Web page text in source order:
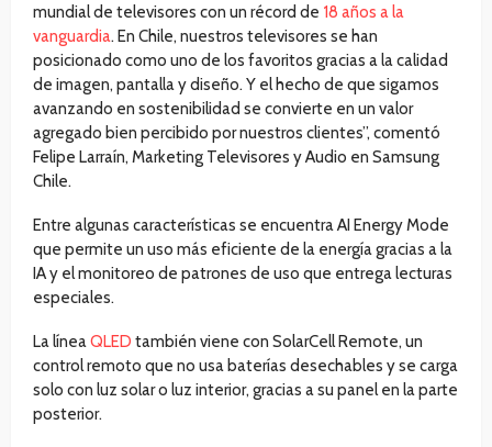
mundial de televisores con un récord de 18 años a la
vanguardia. En Chile, nuestros televisores se han
posicionado como uno de los favoritos gracias a la calidad
de imagen, pantalla y diseño. Y el hecho de que sigamos
avanzando en sostenibilidad se convierte en un valor
agregado bien percibido por nuestros clientes”, comentó
Felipe Larraín, Marketing Televisores y Audio en Samsung
Chile.
Entre algunas características se encuentra AI Energy Mode
que permite un uso más eficiente de la energía gracias a la
IA y el monitoreo de patrones de uso que entrega lecturas
especiales.
La líneaQLED también viene con SolarCell Remote, un
control remoto que no usa baterías desechables y se carga
solo con luz solar o luz interior, gracias a su panel en la parte
posterior.